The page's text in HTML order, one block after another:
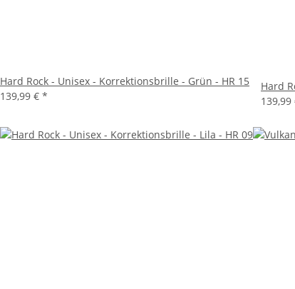
Hard Rock - Unisex - Korrektionsbrille - Grün - HR 15
139,99 € *
Hard
139,99